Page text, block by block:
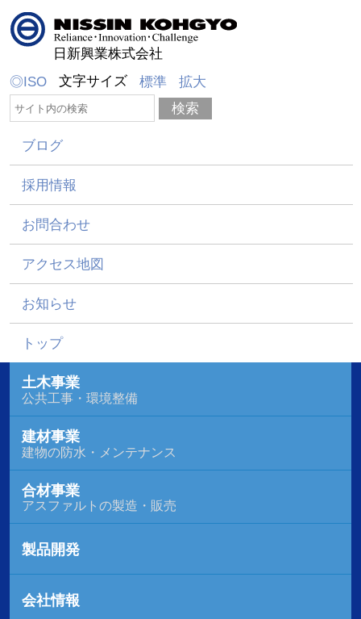
日新興業株式会社
◎ISO
文字サイズ 標準 拡大
ブログ
採用情報
お問合わせ
アクセス地図
お知らせ
トップ
土木事業
公共工事・環境整備
建材事業
建物の防水・メンテナンス
合材事業
アスファルトの製造・販売
製品開発
会社情報